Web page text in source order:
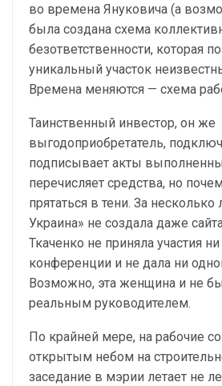
во времена Януковича (а
была создана схема
безответственности, которая
уникальный участок
Времена меняются — схема
Таинственный инвестор, он же
выгодоприобретатель,
подписывает акты
перечисляет средства, но
прятаться в тени. За
Украина» не создала даже
Ткаченко не приняла участия
конференции и не дала ни
Возможно, эта женщина и не
реальным руководителем.
По крайней мере, на рабочие
открытым небом на
заседание в мэрии летает не